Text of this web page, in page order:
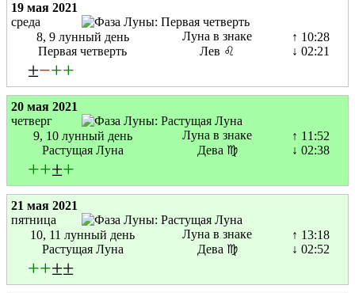
19 мая 2021
среда
8, 9 лунный день
Первая четверть
Луна в знаке
Лев ♌
↑ 10:28
↓ 02:21
±−++
20 мая 2021
четверг
9, 10 лунный день
Растущая Луна
Луна в знаке
Дева ♍
↑ 11:52
↓ 02:38
++±+
21 мая 2021
пятница
10, 11 лунный день
Растущая Луна
Луна в знаке
Дева ♍
↑ 13:18
↓ 02:52
++±±